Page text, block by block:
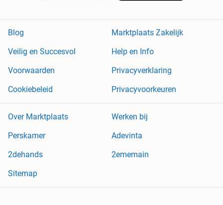
Blog
Marktplaats Zakelijk
Veilig en Succesvol
Help en Info
Voorwaarden
Privacyverklaring
Cookiebeleid
Privacyvoorkeuren
Over Marktplaats
Werken bij
Perskamer
Adevinta
2dehands
2ememain
Sitemap